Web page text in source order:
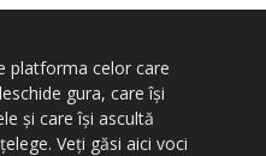
platforma celor care
gura, care își
și care își ascultă
Veți găsi aici voci